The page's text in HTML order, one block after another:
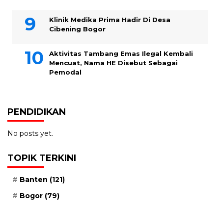
Klinik Medika Prima Hadir Di Desa
Cibening Bogor
Aktivitas Tambang Emas Ilegal Kembali
Mencuat, Nama HE Disebut Sebagai
Pemodal
PENDIDIKAN
No posts yet.
TOPIK TERKINI
Banten (121)
Bogor (79)